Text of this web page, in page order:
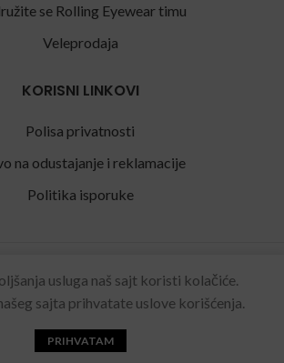
se Rolling Eyewear timu
Veleprodaja
KORISNI LINKOVI
Polisa privatnosti
na odustajanje i reklamacije
Politika isporuke
2022 Sva prava zadržana. Made by
Acebears
usluga naš sajt koristi kolačiće.
sajta prihvatate uslove korišćenja.
PRIHVATAM